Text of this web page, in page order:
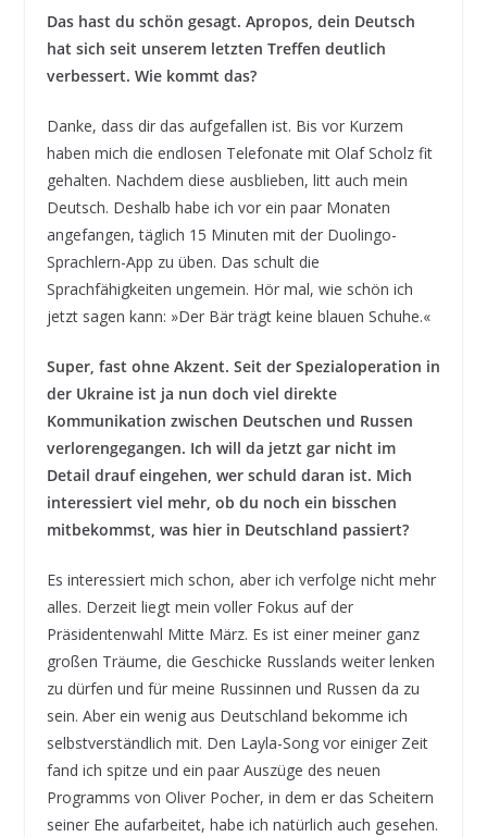
Das hast du schön gesagt. Apropos, dein Deutsch
hat sich seit unserem letzten Treffen deutlich
verbessert. Wie kommt das?
Danke, dass dir das aufgefallen ist. Bis vor Kurzem
haben mich die endlosen Telefonate mit Olaf Scholz fit
gehalten. Nachdem diese ausblieben, litt auch mein
Deutsch. Deshalb habe ich vor ein paar Monaten
angefangen, täglich 15 Minuten mit der Duolingo-
Sprachlern-App zu üben. Das schult die
Sprachfähigkeiten ungemein. Hör mal, wie schön ich
jetzt sagen kann: »Der Bär trägt keine blauen Schuhe.«
Super, fast ohne Akzent. Seit der Spezialoperation in
der Ukraine ist ja nun doch viel direkte
Kommunikation zwischen Deutschen und Russen
verlorengegangen. Ich will da jetzt gar nicht im
Detail drauf eingehen, wer schuld daran ist. Mich
interessiert viel mehr, ob du noch ein bisschen
mitbekommst, was hier in Deutschland passiert?
Es interessiert mich schon, aber ich verfolge nicht mehr
alles. Derzeit liegt mein voller Fokus auf der
Präsidentenwahl Mitte März. Es ist einer meiner ganz
großen Träume, die Geschicke Russlands weiter lenken
zu dürfen und für meine Russinnen und Russen da zu
sein. Aber ein wenig aus Deutschland bekomme ich
selbstverständlich mit. Den Layla-Song vor einiger Zeit
fand ich spitze und ein paar Auszüge des neuen
Programms von Oliver Pocher, in dem er das Scheitern
seiner Ehe aufarbeitet, habe ich natürlich auch gesehen.